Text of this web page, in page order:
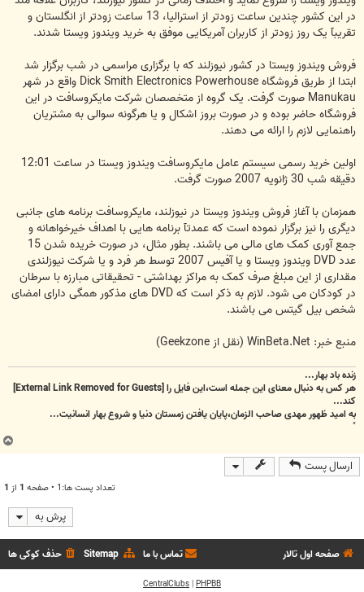
در این کشور چندین ساعت زودتر از استرالیا، 13 ساعت زودتر از انگلستان و
تقریبآ یک روز زودتر از کاربران آمریکایی موفق به خرید ویندوز ویستا شدند.
فروش ویندوز ویستا در کشور نیوزلند که با برگزاری مراسمی در شب برگزار شد
ابتدا از طریق فروشگاه Dick Smith Electronics Powerhouse واقع در شهر
Manukau صورت گرفت. یک گروه از متخصصان شرکت مایکروسافت در این
فروشگاه حاضر بوده و در صورت بروز اشکال و یا هرگونه سوالی به مشتریان
راهنمایی لازم را ارائه می دهند.
اولین خرید رسمی سیستم عامل مایکروسافت ویندوز ویستا در ساعت 12:01
دقیقه شب 30 ژانویه 2007 صورت گرفت.
همزمان با آغاز فروش ویندوز ویستا در نیوزلند، مایکروسافت برنامه های جانبی
دیگری را نیز برگزار نموده است که عمدتآ برنامه هایی با اهداف خیرخواهانه و
جمع آوری کمک های مالی می باشند. بطور مثال، در صورت خریده شدن 15
عدد DVD ویندوز ویستا و یا آفیس 2007 توسط هر فرد و یا شرکت نیوزلندی
مقداری از این مبلغ صرف کمک به مراکز بهداشتی - تحقیقاتی مبارزه با سرطان
در کودکان می شود. لازم به ذکر است که DVD های مذکور همگی دارای امضای
شخص بیل گیتس می باشند.
منبع خبر: WinBeta.Net (نقل از Geekzone)
زنده باد بهار...
هر کس به دنبال معنای این جمله است،این فایل را [External Link Removed for Guests]
کند...
به امید ظهور مهدی صاحب الزمان،پایان یافتن زمستان دنیا و شروع بهار انسانیت...
"
ارسال پست
تعداد پست ها:1 • صفحه 1 از 1
پرش به
صفحه اول تالار حذف کوکی ها Sitemap تماس با ما
PHPBB
|
CentralClubs